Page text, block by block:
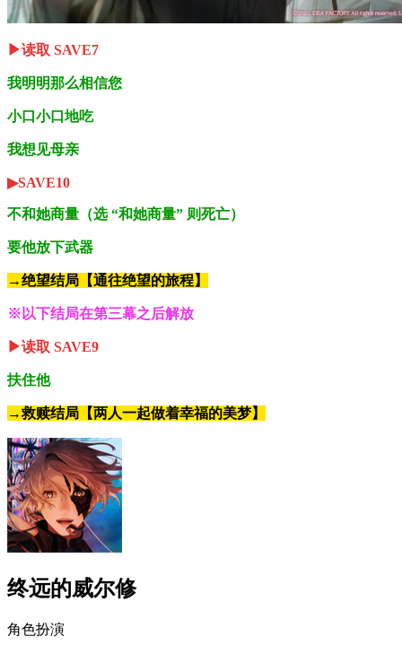
▶读取 SAVE7
我明明那么相信您
小口小口地吃
我想见母亲
▶SAVE10
不和她商量（选 “和她商量” 则死亡）
要他放下武器
→绝望结局【通往绝望的旅程】
※以下结局在第三幕之后解放
▶读取 SAVE9
扶住他
→救赎结局【两人一起做着幸福的美梦】
终远的威尔修
角色扮演